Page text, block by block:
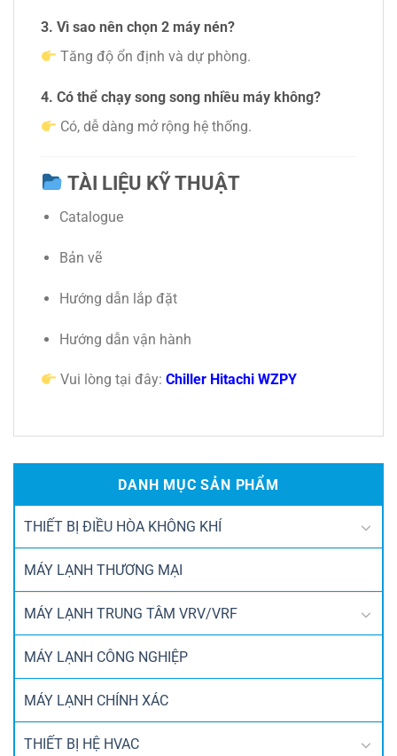
3. Vì sao nên chọn 2 máy nén?
Tăng độ ổn định và dự phòng.
4. Có thể chạy song song nhiều máy không?
Có, dễ dàng mở rộng hệ thống.
TÀI LIỆU KỸ THUẬT
Catalogue
Bản vẽ
Hướng dẫn lắp đặt
Hướng dẫn vận hành
Vui lòng tại đây:Chiller Hitachi WZPY
DANH MỤC SẢN PHẨM
THIẾT BỊ ĐIỀU HÒA KHÔNG KHÍ
MÁY LẠNH THƯƠNG MẠI
MÁY LẠNH TRUNG TÂM VRV/VRF
MÁY LẠNH CÔNG NGHIỆP
MÁY LẠNH CHÍNH XÁC
THIẾT BỊ HỆ HVAC